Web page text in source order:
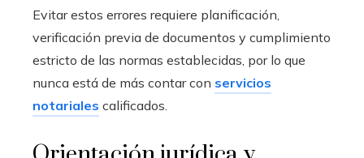
Evitar estos errores requiere planificación,
verificación previa de documentos y cumplimiento
estricto de las normas establecidas, por lo que
nunca está de más contar con servicios
notariales calificados.